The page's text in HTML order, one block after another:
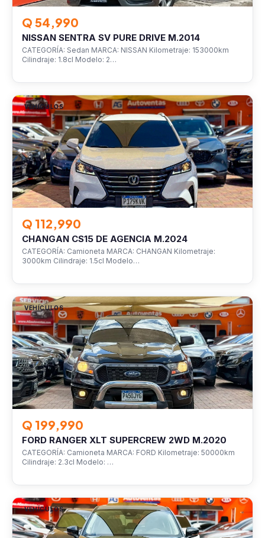
Q 54,990
NISSAN SENTRA SV PURE DRIVE M.2014
CATEGORÍA: Sedan MARCA: NISSAN Kilometraje: 153000km
Cilindraje: 1.8cl Modelo: 2…
VEHÍCULOS
Q 112,990
CHANGAN CS15 DE AGENCIA M.2024
CATEGORÍA: Camioneta MARCA: CHANGAN Kilometraje:
3000km Cilindraje: 1.5cl Modelo…
VEHÍCULOS
Q 199,990
FORD RANGER XLT SUPERCREW 2WD M.2020
CATEGORÍA: Camioneta MARCA: FORD Kilometraje: 50000km
Cilindraje: 2.3cl Modelo: …
VEHÍCULOS